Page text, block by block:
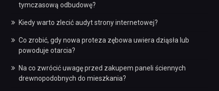
tymczasową odbudowę?
Kiedy warto zlecić audyt strony internetowej?
Co zrobić, gdy nowa proteza zębowa uwiera dziąsła lub
powoduje otarcia?
Na co zwrócić uwagę przed zakupem paneli ściennych
drewnopodobnych do mieszkania?